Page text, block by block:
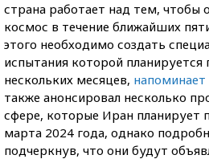
страна работает над тем, чтобы
космос в течение ближайших
этого необходимо создать
испытания которой планируется
нескольких месяцев, напоминает
также анонсировал несколько
сфере, которые Иран планирует
марта 2024 года, однако
подчеркнув, что они будут